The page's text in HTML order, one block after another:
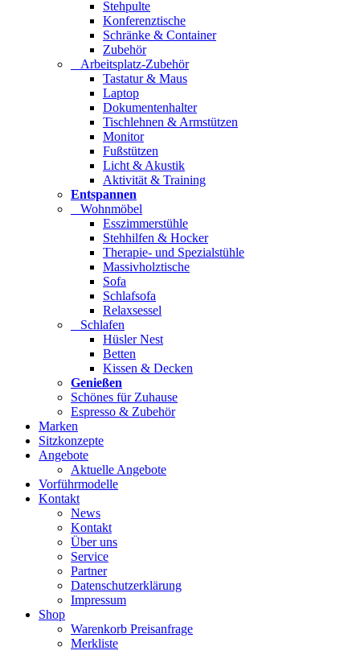
Stehpulte
Konferenztische
Schränke & Container
Zubehör
Arbeitsplatz-Zubehör
Tastatur & Maus
Laptop
Dokumentenhalter
Tischlehnen & Armstützen
Monitor
Fußstützen
Licht & Akustik
Aktivität & Training
Entspannen
Wohnmöbel
Esszimmerstühle
Stehhilfen & Hocker
Therapie- und Spezialstühle
Massivholztische
Sofa
Schlafsofa
Relaxsessel
Schlafen
Hüsler Nest
Betten
Kissen & Decken
Genießen
Schönes für Zuhause
Espresso & Zubehör
Marken
Sitzkonzepte
Angebote
Aktuelle Angebote
Vorführmodelle
Kontakt
News
Kontakt
Über uns
Service
Partner
Datenschutzerklärung
Impressum
Shop
Warenkorb Preisanfrage
Merkliste